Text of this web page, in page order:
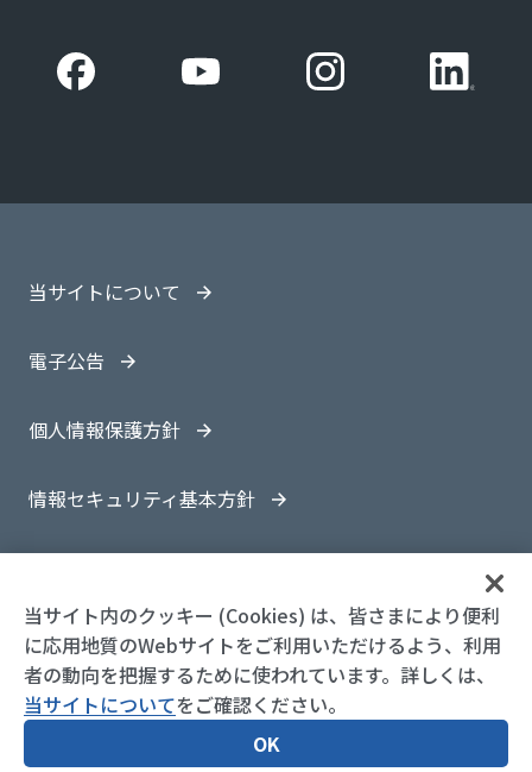
当サイトについて
電子公告
個人情報保護方針
情報セキュリティ基本方針
© 1997-2026 OYO Corporation
当サイト内のクッキー (Cookies) は、皆さまにより便利
に応用地質のWebサイトをご利用いただけるよう、利用
者の動向を把握するために使われています。詳しくは、
当サイトについてをご確認ください。
OK